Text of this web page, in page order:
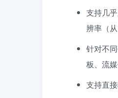
支持几
辨率（
针对不
板、流
支持直